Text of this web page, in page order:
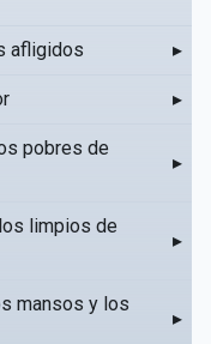
afligidos ▸
▸
pobres de
▸
limpios de
▸
mansos y los
▸